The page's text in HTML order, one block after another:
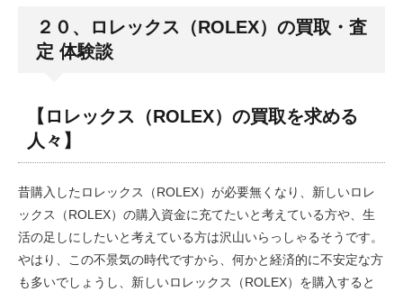
２０、ロレックス（ROLEX）の買取・査
定 体験談
【ロレックス（ROLEX）の買取を求める
人々】
昔購入したロレックス（ROLEX）が必要無くなり、新しいロレ
ックス（ROLEX）の購入資金に充てたいと考えている方や、生
活の足しにしたいと考えている方は沢山いらっしゃるそうです。
やはり、この不景気の時代ですから、何かと経済的に不安定な方
も多いでしょうし、新しいロレックス（ROLEX）を購入すると